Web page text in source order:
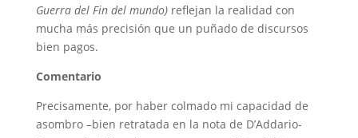
Guerra del Fin del mundo)reflejan la realidad con
mucha más precisión que un puñado de discursos
bien pagos.
Comentario
Precisamente, por haber colmado mi capacidad de
asombro –bien retratada en la nota de D’Addario-